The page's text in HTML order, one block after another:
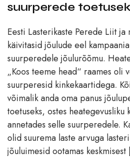
suurperede
Eesti Lasterikaste Perede Liit ja
käivitasid jõulude eel
suurperedele jõulurõõmu.
„Koos teeme head“ raames oli
suurperesid kinkekaartidega.
võimalik anda oma panus
toetuseks, ostes heategevusliku
annetades selle suurperedele.
olid suurema laste arvuga
jõuluimesid ootamas